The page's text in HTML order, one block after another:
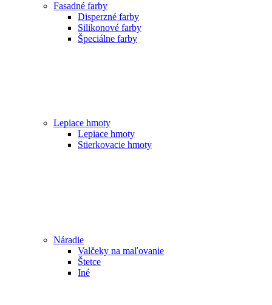
Fasadné farby
Disperzné farby
Silikonové farby
Špeciálne farby
Lepiace hmoty
Lepiace hmoty
Stierkovacie hmoty
Náradie
Valčeky na maľovanie
Štetce
Iné